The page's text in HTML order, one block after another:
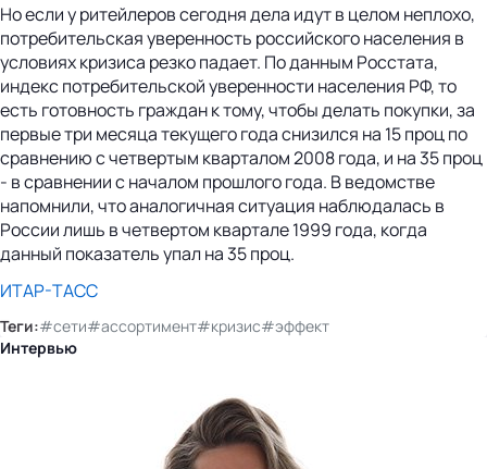
Но если у ритейлеров сегодня дела идут в целом неплохо,
потребительская уверенность российского населения в
условиях кризиса резко падает. По данным Росстата,
индекс потребительской уверенности населения РФ, то
есть готовность граждан к тому, чтобы делать покупки, за
первые три месяца текущего года снизился на 15 проц по
сравнению с четвертым кварталом 2008 года, и на 35 проц
- в сравнении с началом прошлого года. В ведомстве
напомнили, что аналогичная ситуация наблюдалась в
России лишь в четвертом квартале 1999 года, когда
данный показатель упал на 35 проц.
ИТАР-ТАСС
Теги:#сети#ассортимент#кризис#эффект
Интервью